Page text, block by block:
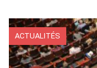
ACTUALITÉS